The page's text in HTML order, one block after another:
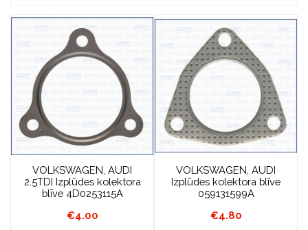
VOLKSWAGEN, AUDI
2.5TDI Izplūdes kolektora
blīve 4D0253115A
€4.00
VOLKSWAGEN, AUDI
Izplūdes kolektora blīve
059131599A
€4.80